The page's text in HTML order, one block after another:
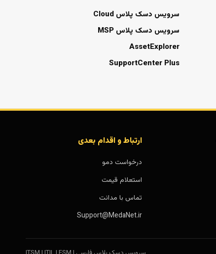
سرویس دسک پلاس Cloud
سرویس دسک پلاس MSP
AssetExplorer
SupportCenter Plus
ارتباط و اقدام بعدی
درخواست دمو
استعلام قیمت
تماس با مدانت
Support@MedaNet.ir